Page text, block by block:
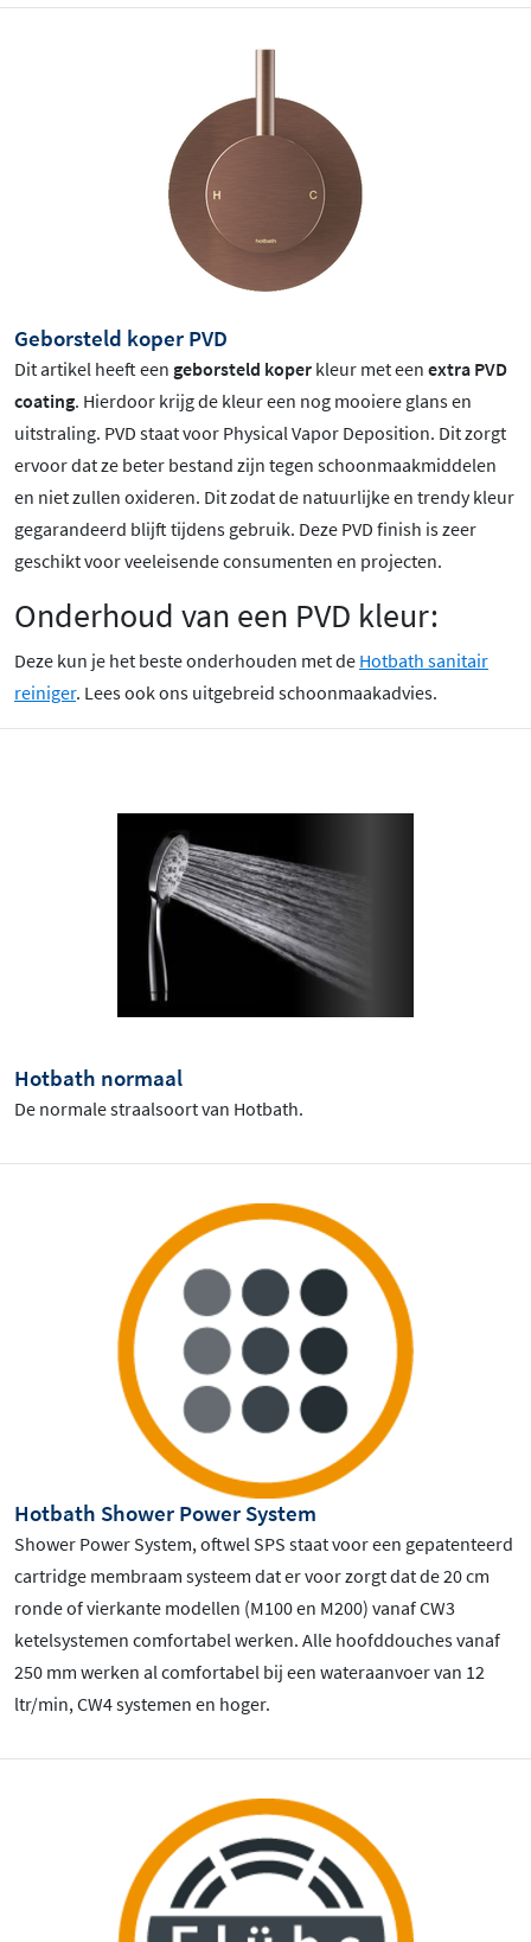
Geborsteld koper PVD
Dit artikel heeft een geborsteld koper kleur met een extra PVD
coating. Hierdoor krijg de kleur een nog mooiere glans en
uitstraling. PVD staat voor Physical Vapor Deposition. Dit zorgt
ervoor dat ze beter bestand zijn tegen schoonmaakmiddelen
en niet zullen oxideren. Dit zodat de natuurlijke en trendy kleur
gegarandeerd blijft tijdens gebruik. Deze PVD finish is zeer
geschikt voor veeleisende consumenten en projecten.
Onderhoud van een PVD kleur:
Deze kun je het beste onderhouden met de Hotbath sanitair
reiniger. Lees ook ons uitgebreid schoonmaakadvies.
Hotbath normaal
De normale straalsoort van Hotbath.
Hotbath Shower Power System
Shower Power System, oftwel SPS staat voor een gepatenteerd
cartridge membraam systeem dat er voor zorgt dat de 20 cm
ronde of vierkante modellen (M100 en M200) vanaf CW3
ketelsystemen comfortabel werken. Alle hoofddouches vanaf
250 mm werken al comfortabel bij een wateraanvoer van 12
ltr/min, CW4 systemen en hoger.